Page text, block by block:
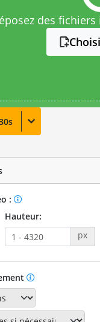
des
s
:
Hauteur:
px